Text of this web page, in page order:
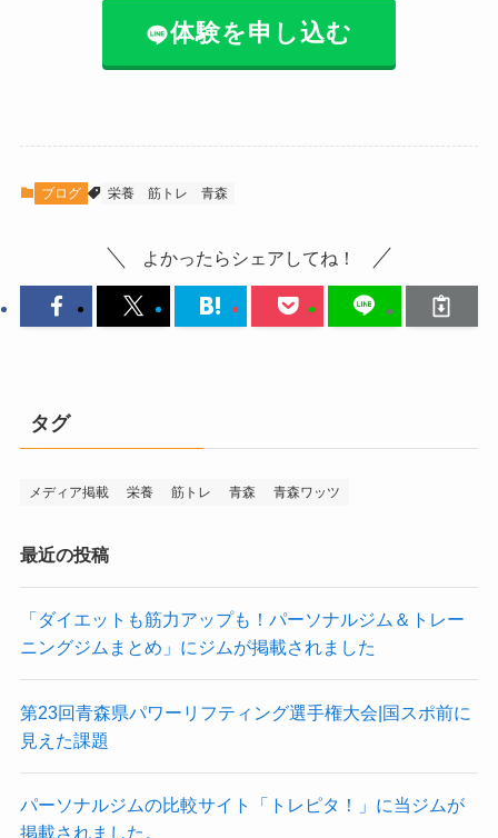
体験を申し込む
ブログ 栄養 筋トレ 青森
よかったらシェアしてね！
タグ
メディア掲載 栄養 筋トレ 青森 青森ワッツ
最近の投稿
「ダイエットも筋力アップも！パーソナルジム＆トレー
ニングジムまとめ」にジムが掲載されました
第23回青森県パワーリフティング選手権大会|国スポ前に
見えた課題
パーソナルジムの比較サイト「トレピタ！」に当ジムが
掲載されました。